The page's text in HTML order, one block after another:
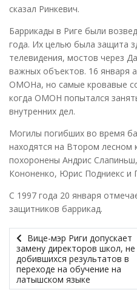
сказал Ринкевич.
Баррикады в Риге были
года. Их целью была защита
телевидения, мостов через
важных объектов. 16 января
ОМОНа, но самые кровавые
когда ОМОН попытался
внутренних дел.
Могилы погибших во время
находятся на Втором лесном
похоронены Андрис
Кононенко, Юрис Подниекс и
С 1997 года 20 января
защитников баррикад.
Вице-мэр Риги допускает
замену директоров школ, не
добившихся результатов в
переходе на обучение на
латышском языке